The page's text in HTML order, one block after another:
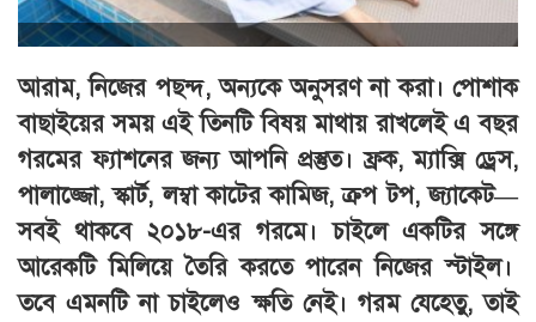
আরাম, নিজের পছন্দ, অন্যকে অনুসরণ না করা। পোশাক
বাছাইয়ের সময় এই তিনটি বিষয় মাথায় রাখলেই এ বছর
গরমের ফ্যাশনের জন্য আপনি প্রস্তুত। ফ্রক, ম্যাক্সি ড্রেস,
পালাজ্জো, স্কার্ট, লম্বা কাটের কামিজ, ক্রপ টপ, জ্যাকেট—
সবই থাকবে ২০১৮-এর গরমে। চাইলে একটির সঙ্গে
আরেকটি মিলিয়ে তৈরি করতে পারেন নিজের স্টাইল।
তবে এমনটি না চাইলেও ক্ষতি নেই। গরম যেহেতু, তাই